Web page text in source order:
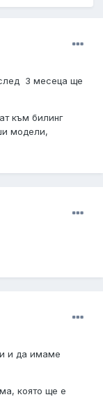
3 месеца ще
към билинг
модели,
и да имаме
която ще е